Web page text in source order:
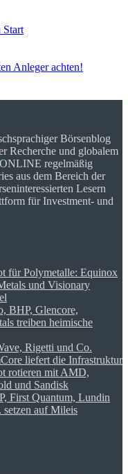
Start
Anleger achten!
Börsenblog
Recherche und globalem
regelmäßig
aus dem Bereich der
Lesern
für Investment- und
für Polymetalle: Equinox
und Visionary
BHP, Glencore,
treiben heimische
Rigetti und Co.
liefert die Infrastruktur
rotieren mit AMD,
und Sandisk
First Quantum, Lundin
auf Mileis